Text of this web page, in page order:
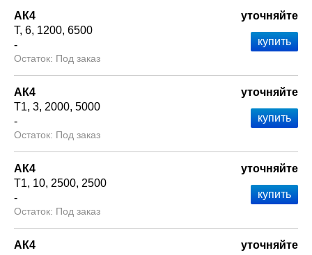
АК4
Т 6 1200 6500
-
Под заказ
уточняйте
АК4
Т1 3 2000 5000
-
Под заказ
уточняйте
АК4
Т1 10 2500 2500
-
Под заказ
уточняйте
АК4
уточняйте